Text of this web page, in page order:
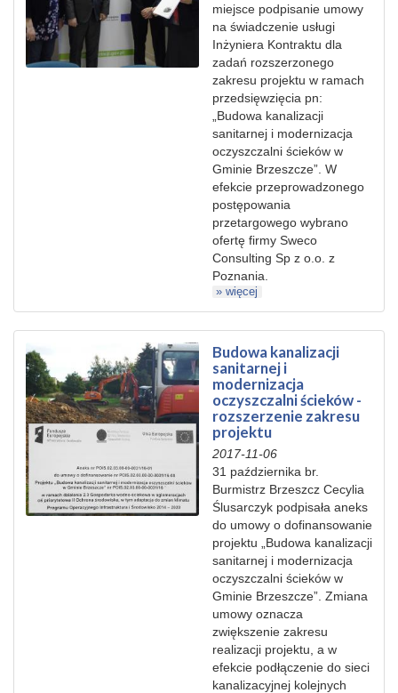
miejsce podpisanie umowy
na świadczenie usługi
Inżyniera Kontraktu dla
zadań rozszerzonego
zakresu projektu w ramach
przedsięwzięcia pn:
„Budowa kanalizacji
sanitarnej i modernizacja
oczyszczalni ścieków w
Gminie Brzeszcze”. W
efekcie przeprowadzonego
postępowania
przetargowego wybrano
ofertę firmy Sweco
Consulting Sp z o.o. z
Poznania.
» więcej
Budowa kanalizacji
sanitarnej i
modernizacja
oczyszczalni ścieków -
rozszerzenie zakresu
projektu
2017-11-06
31 października br.
Burmistrz Brzeszcz Cecylia
Ślusarczyk podpisała aneks
do umowy o dofinansowanie
projektu „Budowa kanalizacji
sanitarnej i modernizacja
oczyszczalni ścieków w
Gminie Brzeszcze”. Zmiana
umowy oznacza
zwiększenie zakresu
realizacji projektu, a w
efekcie podłączenie do sieci
kanalizacyjnej kolejnych